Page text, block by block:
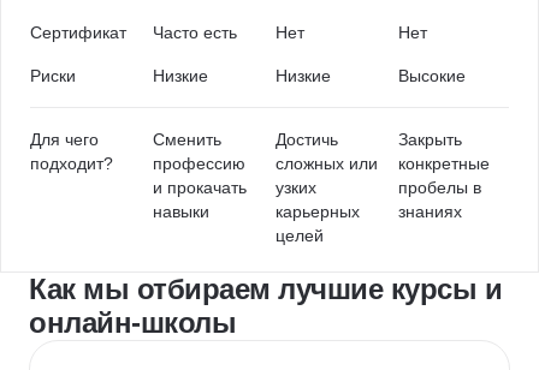
Сертификат Часто есть Нет Нет
Риски Низкие Низкие Высокие
Для чего
подходит?
Сменить
профессию
и прокачать
навыки
Достичь
сложных или
узких
карьерных
целей
Закрыть
конкретные
пробелы в
знаниях
Как мы отбираем лучшие курсы и
онлайн-школы